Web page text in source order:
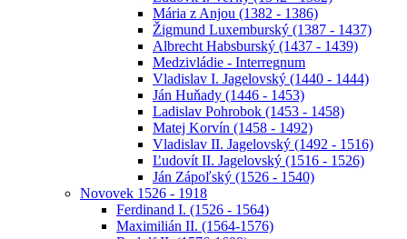
Mária z Anjou (1382 - 1386)
Žigmund Luxemburský (1387 - 1437)
Albrecht Habsburský (1437 - 1439)
Medzivládie - Interregnum
Vladislav I. Jagelovský (1440 - 1444)
Ján Huňady (1446 - 1453)
Ladislav Pohrobok (1453 - 1458)
Matej Korvín (1458 - 1492)
Vladislav II. Jagelovský (1492 - 1516)
Ľudovít II. Jagelovský (1516 - 1526)
Ján Zápoľský (1526 - 1540)
Novovek 1526 - 1918
Ferdinand I. (1526 - 1564)
Maximilián II. (1564-1576)